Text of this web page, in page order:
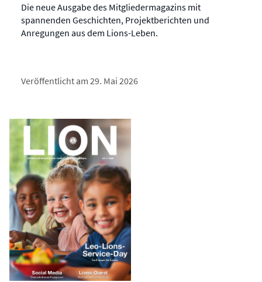
Die neue Ausgabe des Mitgliedermagazins mit
spannenden Geschichten, Projektberichten und
Anregungen aus dem Lions-Leben.
Veröffentlicht am 29. Mai 2026